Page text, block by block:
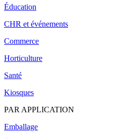
Éducation
CHR et événements
Commerce
Horticulture
Santé
Kiosques
PAR APPLICATION
Emballage